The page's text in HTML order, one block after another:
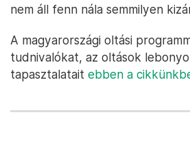
nem áll fenn nála semmilyen
A magyarországi oltási
tudnivalókat, az oltások
tapasztalatait ebben a